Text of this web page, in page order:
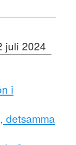
juli 2024
i
detsamma